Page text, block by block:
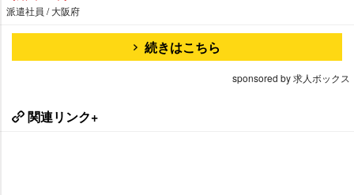
派遣社員 / 大阪府
続きはこちら
sponsored by 求人ボックス
関連リンク+